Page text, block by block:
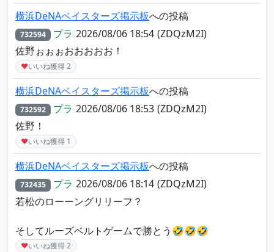
横浜DeNAベイスターズ掲示板への投稿
732594 プラ 2026/08/06 18:54 (ZDQzM2I)
佐野ぉぉぉおおおおお！
♥いいね獲得2
横浜DeNAベイスターズ掲示板への投稿
732592 プラ 2026/08/06 18:53 (ZDQzM2I)
佐野！
♥いいね獲得 1
横浜DeNAベイスターズ掲示板への投稿
732435 プラ 2026/08/06 18:14 (ZDQzM2I)
若松のローーングリリーフ？
そしてルーズベルトゲームで勝とう🤣🤣🤣
♥いいね獲得2